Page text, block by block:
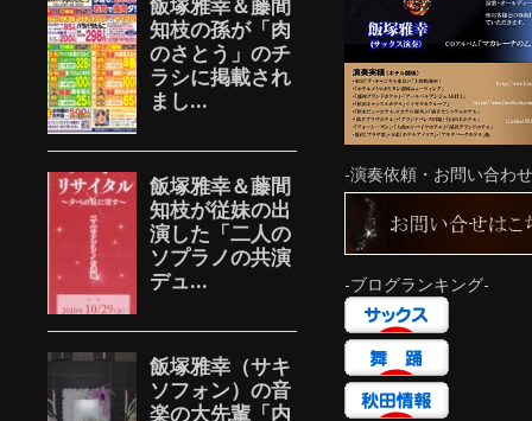
-演奏依頼・お問い合わ
-ブログランキング-